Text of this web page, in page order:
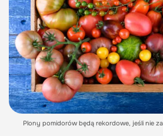
Plony pomidorów będą rekordowe, jeśli nie